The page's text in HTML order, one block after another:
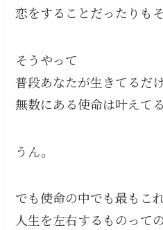
恋をすることだったりも
そうやって
普段あなたが生きてるだ
無数にある使命は叶えて
うん。
でも使命の中でも最もこ
人生を左右するものって